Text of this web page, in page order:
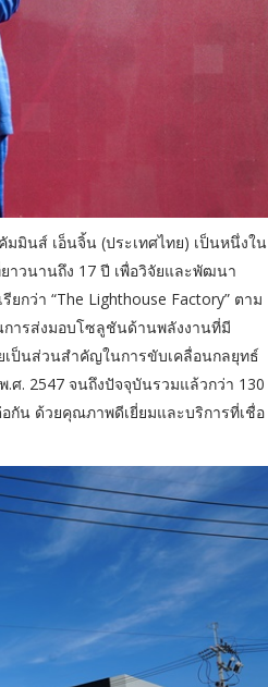
มมินส์ เอ็นจิ้น (ประเทศไทย) เป็นหนึ่งใน
าวนานถึง 17 ปี เพื่อวิจัยและพัฒนา
กว่า “The Lighthouse Factory” ตาม
การส่งมอบโซลูชันด้านพลังงานที่มี
ป็นส่วนสำคัญในการขับเคลื่อนกลยุทธ์
ศ. 2547 จนถึงปัจจุบันรวมแล้วกว่า 130
กัน ด้วยคุณภาพดีเยี่ยมและบริการที่เชื่อ